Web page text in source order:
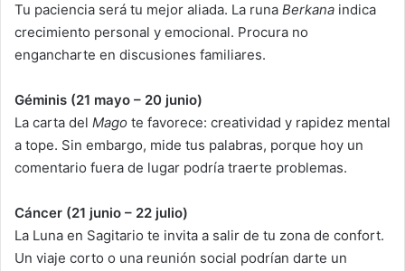
Tu paciencia será tu mejor aliada. La runa Berkana indica
crecimiento personal y emocional. Procura no
engancharte en discusiones familiares.
Géminis (21 mayo – 20 junio)
La carta del Mago te favorece: creatividad y rapidez mental
a tope. Sin embargo, mide tus palabras, porque hoy un
comentario fuera de lugar podría traerte problemas.
Cáncer (21 junio – 22 julio)
La Luna en Sagitario te invita a salir de tu zona de confort.
Un viaje corto o una reunión social podrían darte un